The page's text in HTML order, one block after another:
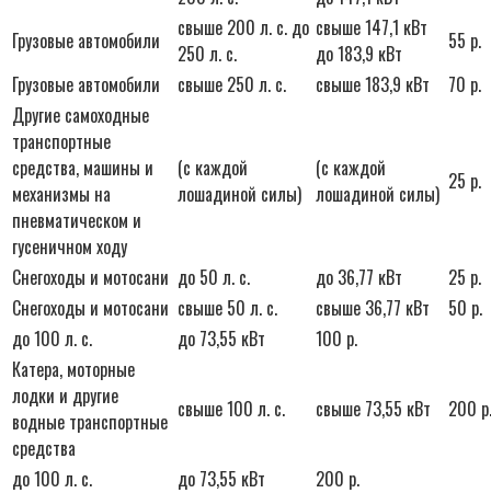
Грузовые автомобили
свыше 200 л. с. до
250 л. с.
свыше 147,1 кВт
до 183,9 кВт
55 р.
Грузовые автомобили
свыше 250 л. с. свыше 183,9 кВт
70 р.
Другие самоходные
транспортные
средства, машины и
механизмы на
пневматическом и
гусеничном ходу
(с каждой
лошадиной силы)
(с каждой
лошадиной силы) 25 р.
Снегоходы и мотосани до 50 л. с. до 36,77 кВт
25 р.
Снегоходы и мотосани свыше 50 л. с. свыше 36,77 кВт
50 р.
до 100 л. с.
до 73,55 кВт
100 р.
Катера, моторные
лодки и другие
водные транспортные
средства
свыше 100 л. с. свыше 73,55 кВт 200 р.
до 100 л. с. до 73,55 кВт
200 р.